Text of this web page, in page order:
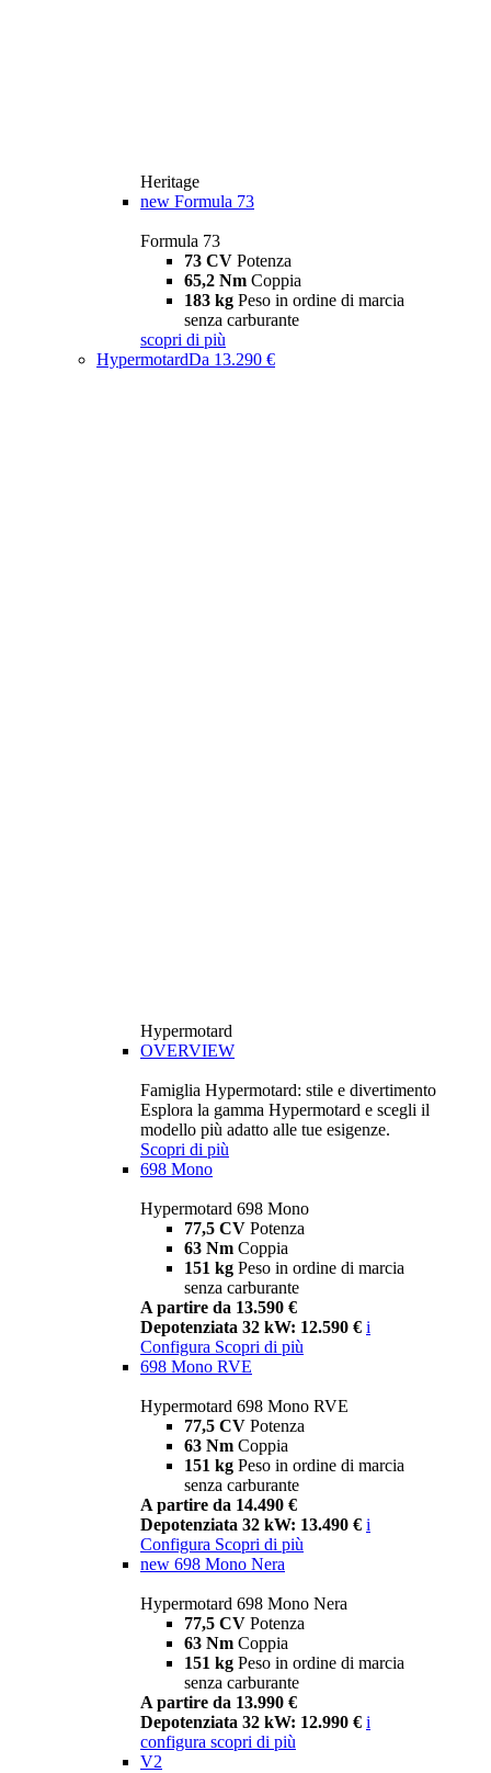
Heritage
new Formula 73
Formula 73
73 CV Potenza
65,2 Nm Coppia
183 kg Peso in ordine di marcia
senza carburante
scopri di più
HypermotardDa 13.290 €
Hypermotard
OVERVIEW
Famiglia Hypermotard: stile e divertimento
Esplora la gamma Hypermotard e scegli il
modello più adatto alle tue esigenze.
Scopri di più
698 Mono
Hypermotard 698 Mono
77,5 CV Potenza
63 Nm Coppia
151 kg Peso in ordine di marcia
senza carburante
A partire da 13.590 €
Depotenziata 32 kW: 12.590 € i
Configura Scopri di più
698 Mono RVE
Hypermotard 698 Mono RVE
77,5 CV Potenza
63 Nm Coppia
151 kg Peso in ordine di marcia
senza carburante
A partire da 14.490 €
Depotenziata 32 kW: 13.490 € i
Configura Scopri di più
new 698 Mono Nera
Hypermotard 698 Mono Nera
77,5 CV Potenza
63 Nm Coppia
151 kg Peso in ordine di marcia
senza carburante
A partire da 13.990 €
Depotenziata 32 kW: 12.990 € i
configura scopri di più
V2